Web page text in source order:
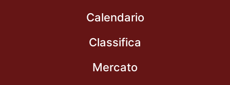
Calendario
Classifica
Mercato